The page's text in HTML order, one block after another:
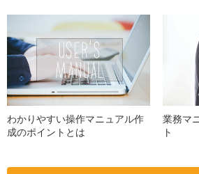
わかりやすい操作マニュアル作
成のポイントとは
業務マ
ト